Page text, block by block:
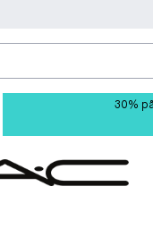
30%